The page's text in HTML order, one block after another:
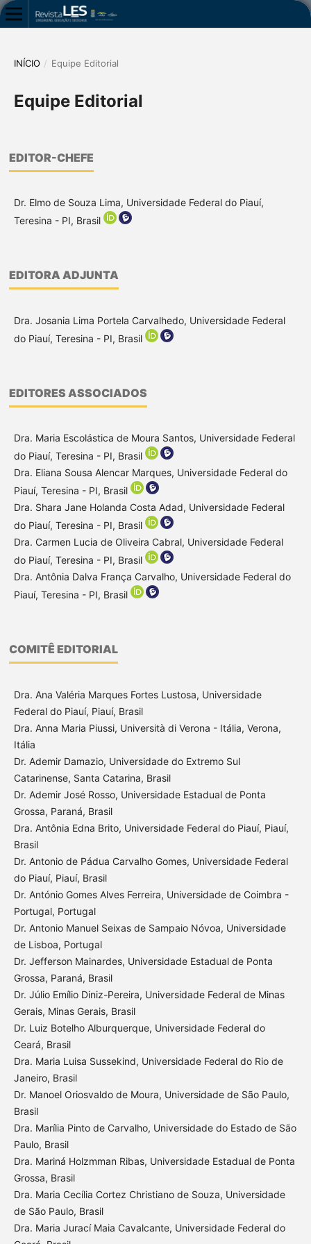
INÍCIO / Equipe Editorial
Equipe Editorial
EDITOR-CHEFE
Dr. Elmo de Souza Lima, Universidade Federal do Piauí,
Teresina - PI, Brasil
EDITORA ADJUNTA
Dra. Josania Lima Portela Carvalhedo, Universidade Federal
do Piauí, Teresina - PI, Brasil
EDITORES ASSOCIADOS
Dra. Maria Escolástica de Moura Santos, Universidade Federal
do Piauí, Teresina - PI, Brasil
Dra. Eliana Sousa Alencar Marques, Universidade Federal do
Piauí, Teresina - PI, Brasil
Dra. Shara Jane Holanda Costa Adad, Universidade Federal
do Piauí, Teresina - PI, Brasil
Dra. Carmen Lucia de Oliveira Cabral, Universidade Federal
do Piauí, Teresina - PI, Brasil
Dra. Antônia Dalva França Carvalho, Universidade Federal do
Piauí, Teresina - PI, Brasil
COMITÊ EDITORIAL
Dra. Ana Valéria Marques Fortes Lustosa, Universidade
Federal do Piauí, Piauí, Brasil
Dra. Anna Maria Piussi, Università di Verona - Itália, Verona,
Itália
Dr. Ademir Damazio, Universidade do Extremo Sul
Catarinense, Santa Catarina, Brasil
Dr. Ademir José Rosso, Universidade Estadual de Ponta
Grossa, Paraná, Brasil
Dra. Antônia Edna Brito, Universidade Federal do Piauí, Piauí,
Brasil
Dr. Antonio de Pádua Carvalho Gomes, Universidade Federal
do Piauí, Piauí, Brasil
Dr. António Gomes Alves Ferreira, Universidade de Coimbra -
Portugal, Portugal
Dr. Antonio Manuel Seixas de Sampaio Nóvoa, Universidade
de Lisboa, Portugal
Dr. Jefferson Mainardes, Universidade Estadual de Ponta
Grossa, Paraná, Brasil
Dr. Júlio Emílio Diniz-Pereira, Universidade Federal de Minas
Gerais, Minas Gerais, Brasil
Dr. Luiz Botelho Alburquerque, Universidade Federal do
Ceará, Brasil
Dra. Maria Luisa Sussekind, Universidade Federal do Rio de
Janeiro, Brasil
Dr. Manoel Oriosvaldo de Moura, Universidade de São Paulo,
Brasil
Dra. Marília Pinto de Carvalho, Universidade do Estado de São
Paulo, Brasil
Dra. Mariná Holzmman Ribas, Universidade Estadual de Ponta
Grossa, Brasil
Dra. Maria Cecília Cortez Christiano de Souza, Universidade
de São Paulo, Brasil
Dra. Maria Jurací Maia Cavalcante, Universidade Federal do